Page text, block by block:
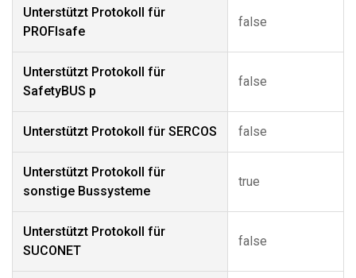
Unterstützt Protokoll für
PROFIsafe
false
Unterstützt Protokoll für
SafetyBUS p
false
Unterstützt Protokoll für SERCOS false
Unterstützt Protokoll für
sonstige Bussysteme
true
Unterstützt Protokoll für
SUCONET
false